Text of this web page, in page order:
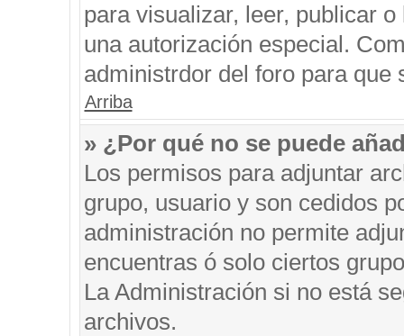
para visualizar, leer, publicar
una autorización especial.
administrdor del foro para que
Arriba
» ¿Por qué no se puede
Los permisos para adjuntar
grupo, usuario y son cedidos
administración no permite
encuentras ó solo ciertos
La Administración si no está
archivos.